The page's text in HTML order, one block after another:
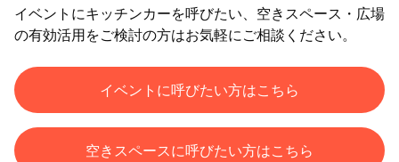
イベントにキッチンカーを呼びたい、空きスペース・広場
の有効活用をご検討の方はお気軽にご相談ください。
イベントに呼びたい方はこちら
空きスペースに呼びたい方はこちら